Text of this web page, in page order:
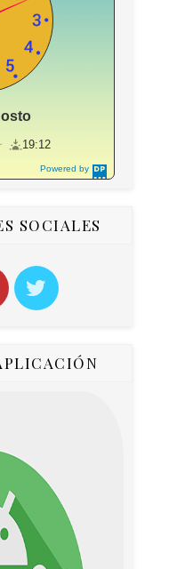
Powered by
DaysPedia.c
19:12
SOCIALES